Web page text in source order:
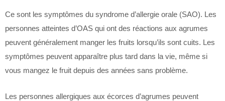
Ce sont les symptômes du syndrome d’allergie orale (SAO). Les
personnes atteintes d’OAS qui ont des réactions aux agrumes
peuvent généralement manger les fruits lorsqu’ils sont cuits. Les
symptômes peuvent apparaître plus tard dans la vie, même si
vous mangez le fruit depuis des années sans problème.
Les personnes allergiques aux écorces d’agrumes peuvent